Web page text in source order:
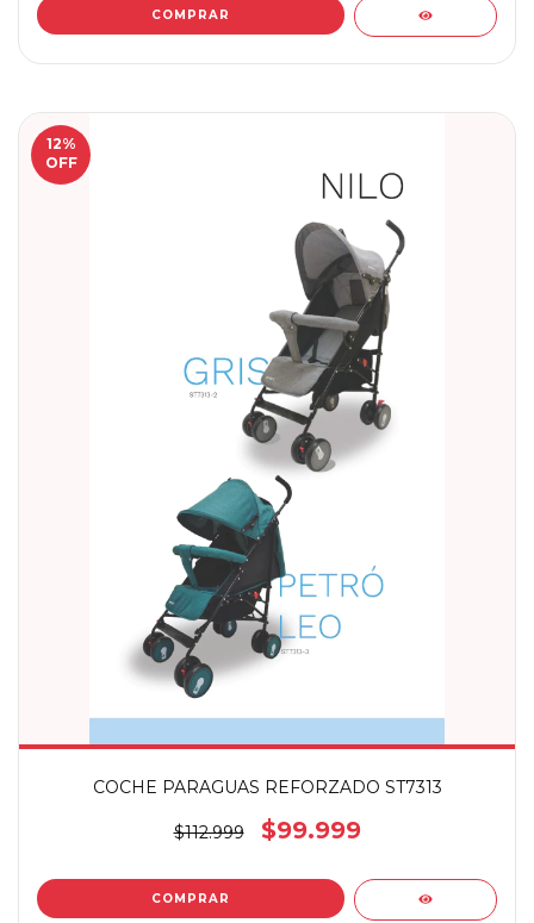
12%
OFF
COCHE PARAGUAS REFORZADO ST7313
$112.999 $99.999